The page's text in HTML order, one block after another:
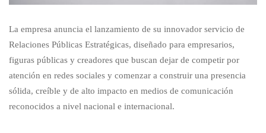
La empresa anuncia el lanzamiento de su innovador servicio de
Relaciones Públicas Estratégicas, diseñado para empresarios,
figuras públicas y creadores que buscan dejar de competir por
atención en redes sociales y comenzar a construir una presencia
sólida, creíble y de alto impacto en medios de comunicación
reconocidos a nivel nacional e internacional.